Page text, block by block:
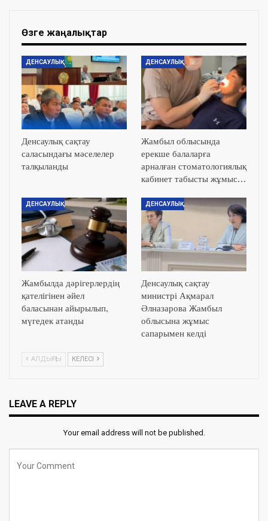
Өзге жаңалықтар
ДЕНСАУЛЫҚ
Денсаулық сақтау
саласындағы мәселелер
талқыланды
ДЕНСАУЛЫҚ
Жамбыл облысында
ерекше балаларға
арналған стоматологиялық
кабинет табысты жұмыс…
ДЕНСАУЛЫҚ
Жамбылда дәрігерлердің
қателігінен әйел
баласынан айырылып,
мүгедек атанды
ДЕНСАУЛЫҚ
Денсаулық сақтау
министрі Ақмарал
Әлназарова Жамбыл
облысына жұмыс
сапарымен келді
АЛДЫҢҒЫ КЕЛЕСІ
LEAVE A REPLY
Your email address will not be published.